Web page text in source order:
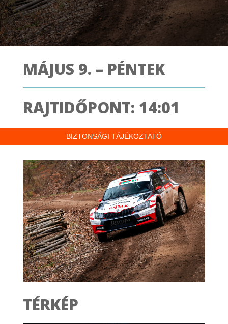
MÁJUS 9. – PÉNTEK
RAJTIDŐPONT: 14:01
BIZTONSÁGI TÁJÉKOZTATÓ
TÉRKÉP